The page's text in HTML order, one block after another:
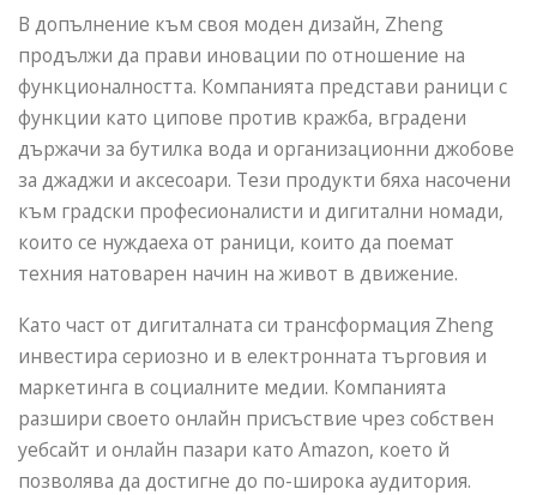
В допълнение към своя моден дизайн, Zheng
продължи да прави иновации по отношение на
функционалността. Компанията представи раници с
функции като ципове против кражба, вградени
държачи за бутилка вода и организационни джобове
за джаджи и аксесоари. Тези продукти бяха насочени
към градски професионалисти и дигитални номади,
които се нуждаеха от раници, които да поемат
техния натоварен начин на живот в движение.
Като част от дигиталната си трансформация Zheng
инвестира сериозно и в електронната търговия и
маркетинга в социалните медии. Компанията
разшири своето онлайн присъствие чрез собствен
уебсайт и онлайн пазари като Amazon, което й
позволява да достигне до по-широка аудитория.